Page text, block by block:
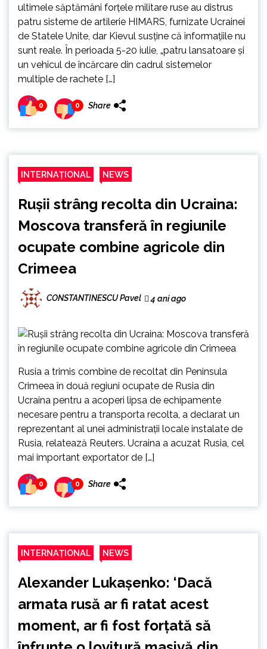
ultimele săptămâni forţele militare ruse au distrus
patru sisteme de artilerie HIMARS, furnizate Ucrainei
de Statele Unite, dar Kievul susţine că informaţiile nu
sunt reale. În perioada 5-20 iulie, „patru lansatoare şi
un vehicul de încărcare din cadrul sistemelor
multiple de rachete […]
0 0 Share
INTERNAȚIONAL NEWS
Rușii strâng recolta din Ucraina:
Moscova transferă în regiunile
ocupate combine agricole din
Crimeea
CONSTANTINESCU Pavel 4 ani ago
Rusia a trimis combine de recoltat din Peninsula
Crimeea în două regiuni ocupate de Rusia din
Ucraina pentru a acoperi lipsa de echipamente
necesare pentru a transporta recolta, a declarat un
reprezentant al unei administraţii locale instalate de
Rusia, relatează Reuters. Ucraina a acuzat Rusia, cel
mai important exportator de […]
0 0 Share
INTERNAȚIONAL NEWS
Alexander Lukașenko: ‘Dacă
armata rusă ar fi ratat acest
moment, ar fi fost forțată să